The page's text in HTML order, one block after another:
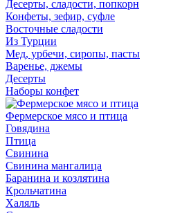
Десерты, сладости, попкорн
Конфеты, зефир, суфле
Восточные сладости
Из Турции
Мед, урбечи, сиропы, пасты
Варенье, джемы
Десерты
Наборы конфет
Фермерское мясо и птица
Говядина
Птица
Свинина
Свинина мангалица
Баранина и козлятина
Крольчатина
Халяль